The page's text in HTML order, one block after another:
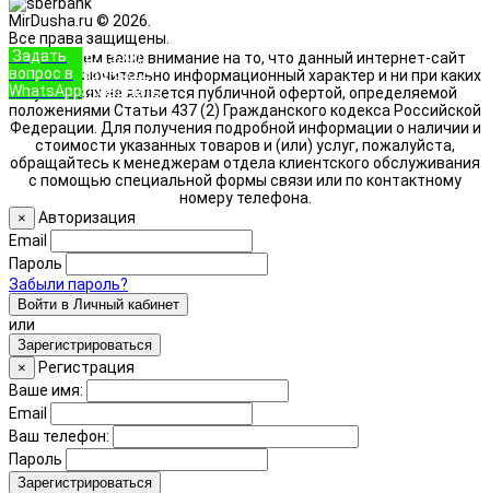
MirDusha.ru © 2026.
Все права защищены.
Обращаем ваше внимание на то, что данный интернет-сайт
носит исключительно информационный характер и ни при каких
условиях не является публичной офертой, определяемой
положениями Статьи 437 (2) Гражданского кодекса Российской
Федерации. Для получения подробной информации о наличии и
стоимости указанных товаров и (или) услуг, пожалуйста,
обращайтесь к менеджерам отдела клиентского обслуживания
с помощью специальной формы связи или по контактному
номеру телефона.
Задать
вопрос в
WhatsApp
+7 (933)
888-8322
Позвонить
×
Авторизация
Email
Пароль
Забыли пароль?
Войти в Личный кабинет
или
Зарегистрироваться
×
Регистрация
Ваше имя:
Email
Ваш телефон:
Пароль
Зарегистрироваться